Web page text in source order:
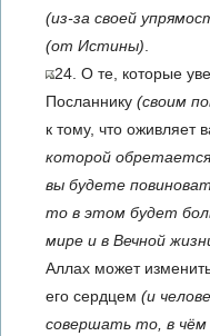
(из-за своей
(от Истины)
24. О те, которые
Посланнику (своим
к тому, что оживляет
которой
вы будете
то в этом будет
мире и в Вечной
Аллах может
его сердцем (и
совершать то, в